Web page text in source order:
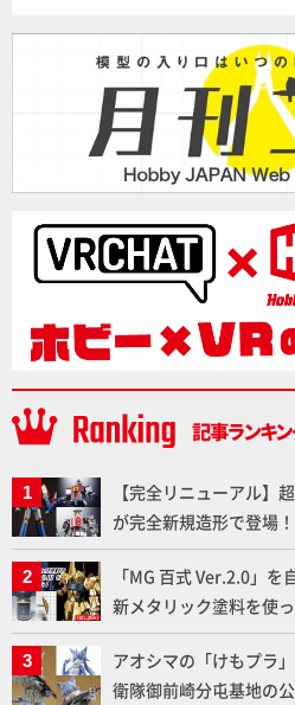
【完全リニューアル】
が完全新規造形で登場
下ろしでご紹介!!さら
ト」セット情報もお届
「MG 百式 Ver.2.0」
新メタリック塗料を使
りに!!【試し読み】
アオシマの「けもプラ
衛隊御前崎分屯基地の